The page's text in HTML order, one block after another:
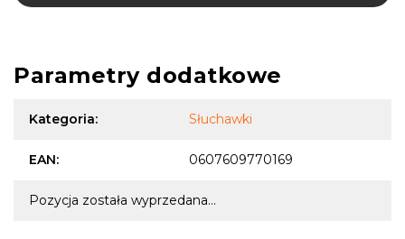
Parametry dodatkowe
Kategoria: Słuchawki
EAN: 0607609770169
Pozycja została wyprzedana…